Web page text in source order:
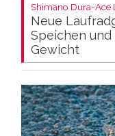
Shimano Dura-Ace
Neue
Speichen
Gewicht